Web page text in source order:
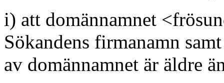
i) att domännamnet
Sökandens firmanamn
av domännamnet är äldre